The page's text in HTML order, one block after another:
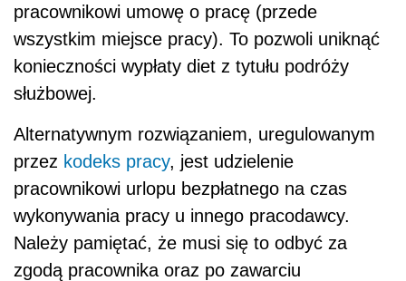
pracownikowi umowę o pracę (przede
wszystkim miejsce pracy). To pozwoli uniknąć
konieczności wypłaty diet z tytułu podróży
służbowej.
Alternatywnym rozwiązaniem, uregulowanym
przez kodeks pracy, jest udzielenie
pracownikowi urlopu bezpłatnego na czas
wykonywania pracy u innego pracodawcy.
Należy pamiętać, że musi się to odbyć za
zgodą pracownika oraz po zawarciu